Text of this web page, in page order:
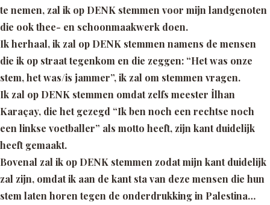
te nemen, zal ik op DENK stemmen voor mijn landgenoten
die ook thee- en schoonmaakwerk doen.
Ik herhaal, ik zal op DENK stemmen namens de mensen
die ik op straat tegenkom en die zeggen: “Het was onze
stem, het was/is jammer”,ik zal om stemmen vragen.
Ik zal op DENK stemmen omdat zelfs meester İlhan
Karaçay, die het gezegd “Ik ben noch een rechtse noch
een linkse voetballer” als motto heeft, zijn kant duidelijk
heeft gemaakt.
Bovenal zal ik op DENK stemmen zodat mijn kant duidelijk
zal zijn, omdat ik aan de kant sta van deze mensen die hun
stem laten horen tegen de onderdrukking in Palestina…